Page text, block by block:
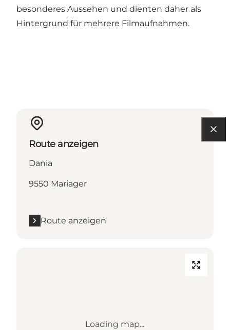
besonderes Aussehen und dienten daher als
Hintergrund für mehrere Filmaufnahmen.
Route anzeigen
Dania
9550 Mariager
Route anzeigen
Loading map...